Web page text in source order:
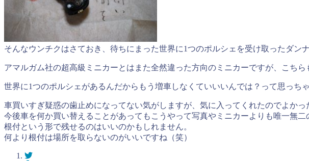
そんなウンチクはさておき、待ちにまった世界に1つのポルシェを受け取ったダン
アマルガム社の超高級ミニカーとはまた全然違った方向のミニカーですが、こちら
世界に1つのポルシェがあるんだからもう増車しなくていいいんでは？って思っ
車買いすぎ疑惑の歯止めになってない気がしますが、気に入ってくれたのでよかっ
今後車を何か買い替えることがあってもこうやって写真やミニカーよりも唯一無二
根付という形で残せるのはいいのかもしれません。
何より根付は場所を取らないのがいいですね（笑）